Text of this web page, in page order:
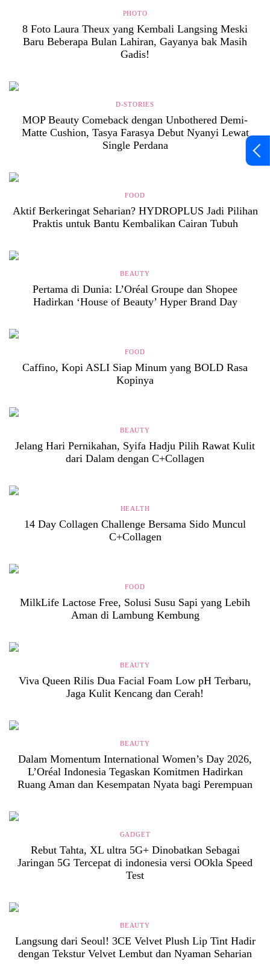
PHOTO
8 Foto Laura Theux yang Kembali Langsing Meski
Baru Beberapa Bulan Lahiran, Gayanya bak Masih
Gadis!
D-STORIES
MOP Beauty Comeback dengan Unbothered Demi-
Matte Cushion, Tasya Farasya Debut Nyanyi Lewat
Single Perdana
FOOD
Aktif Berkeringat Seharian? HYDROPLUS Jadi Pilihan
Praktis untuk Bantu Kembalikan Cairan Tubuh
BEAUTY
Pertama di Dunia: L’Oréal Groupe dan Shopee
Hadirkan ‘House of Beauty’ Hyper Brand Day
FOOD
Caffino, Kopi ASLI Siap Minum yang BOLD Rasa
Kopinya
BEAUTY
Jelang Hari Pernikahan, Syifa Hadju Pilih Rawat Kulit
dari Dalam dengan C+Collagen
HEALTH
14 Day Collagen Challenge Bersama Sido Muncul
C+Collagen
FOOD
MilkLife Lactose Free, Solusi Susu Sapi yang Lebih
Aman di Lambung Kembung
BEAUTY
Viva Queen Rilis Dua Facial Foam Low pH Terbaru,
Jaga Kulit Kencang dan Cerah!
BEAUTY
Dalam Momentum International Women’s Day 2026,
L’Oréal Indonesia Tegaskan Komitmen Hadirkan
Ruang Aman dan Kesempatan Nyata bagi Perempuan
GADGET
Rebut Tahta, XL ultra 5G+ Dinobatkan Sebagai
Jaringan 5G Tercepat di indonesia versi OOkla Speed
Test
BEAUTY
Langsung dari Seoul! 3CE Velvet Plush Lip Tint Hadir
dengan Tekstur Velvet Lembut dan Nyaman Seharian